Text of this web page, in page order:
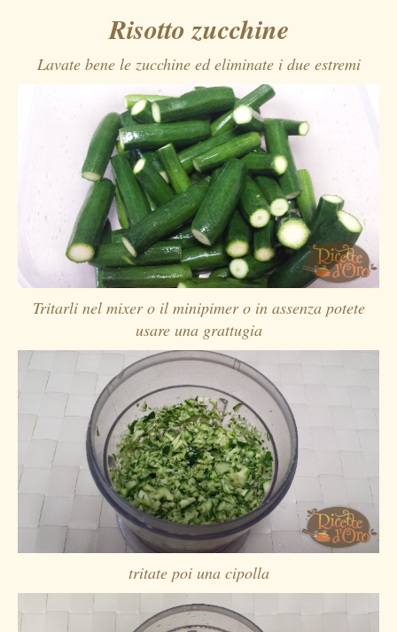
Risotto zucchine
Lavate bene le zucchine ed eliminate i due estremi
Tritarli nel mixer o il minipimer o in assenza potete
usare una grattugia
tritate poi una cipolla